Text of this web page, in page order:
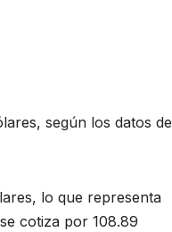
según los datos de
lo que representa
cotiza por 108.89